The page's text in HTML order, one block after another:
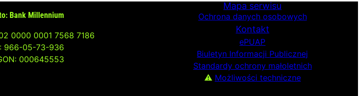
Bank Millennium
0000 0001 7568 7186
966-05-73-936
000645553
Mapa serwisu
Ochrona danych osobowych
Kontakt
ePUAP
Biuletyn Informacji Publicznej
Standardy ochrony małoletnich
⚠ Możliwości techniczne